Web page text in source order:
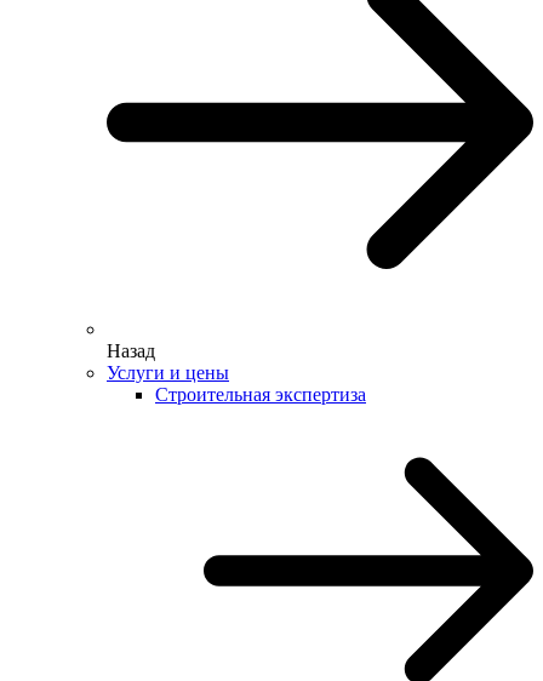
Назад
Услуги и цены
Строительная экспертиза